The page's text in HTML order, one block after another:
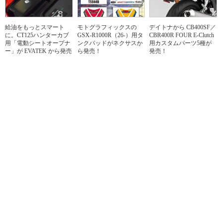
給油をもっとスマート
に。CT125ハンターカブ
用「電動シートオープナ
ー」が EVATEK から発売
モトグラフィックスの
GSX-R1000R（26-）用タ
ンクパッドがネクサスか
ら発売！
デイトナから CB400SF／
CBR400R FOUR E-Clutch
用カスタムパーツ5種が
発売！